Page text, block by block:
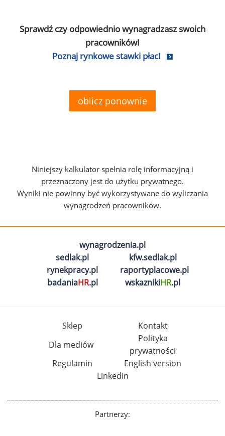
Sprawdź czy odpowiednio wynagradzasz swoich
pracowników!
Poznaj rynkowe stawki płac!
oblicz ponownie
Niniejszy kalkulator spełnia rolę informacyjną i
przeznaczony jest do użytku prywatnego.
Wyniki nie powinny być wykorzystywane do wyliczania
wynagrodzeń pracowników.
wynagrodzenia.pl
sedlak.pl
kfw.sedlak.pl
rynekpracy.pl
raportyplacowe.pl
badaniaHR.pl wskaznikiHR.pl
Sklep
Kontakt
Dla mediów
Polityka
prywatności
Regulamin
English version
Linkedin
Partnerzy: